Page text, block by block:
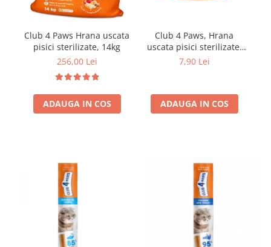
Club 4 Paws Hrana uscata
pisici sterilizate, 14kg
256,00 Lei
ADAUGA IN COS
Club 4 Paws, Hrana
uscata pisici sterilizate,
300g
7,90 Lei
ADAUGA IN COS